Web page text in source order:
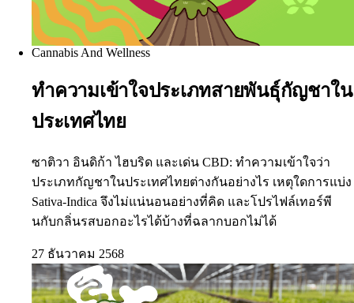
Cannabis And Wellness
ทำความเข้าใจประเภทสายพันธุ์กัญชาใน
ประเทศไทย
ซาติวา อินดิก้า ไฮบริด และเด่น CBD: ทำความเข้าใจว่า
ประเภทกัญชาในประเทศไทยต่างกันอย่างไร เหตุใดการแบ่ง
Sativa-Indica จึงไม่แน่นอนอย่างที่คิด และโปรไฟล์เทอร์พี
นกับกลิ่นรสบอกอะไรได้บ้างที่ฉลากบอกไม่ได้
27 ธันวาคม 2568